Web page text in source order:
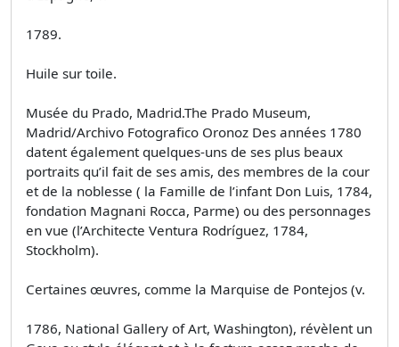
1789.
Huile sur toile.
Musée du Prado, Madrid.The Prado Museum,
Madrid/Archivo Fotografico Oronoz Des années 1780
datent également quelques-uns de ses plus beaux
portraits qu’il fait de ses amis, des membres de la cour
et de la noblesse ( la Famille de l’infant Don Luis, 1784,
fondation Magnani Rocca, Parme) ou des personnages
en vue (l’Architecte Ventura Rodríguez, 1784,
Stockholm).
Certaines œuvres, comme la Marquise de Pontejos (v.
1786, National Gallery of Art, Washington), révèlent un